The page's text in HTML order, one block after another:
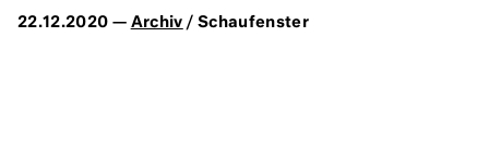
22.12.2020 — Archiv / Schaufenster